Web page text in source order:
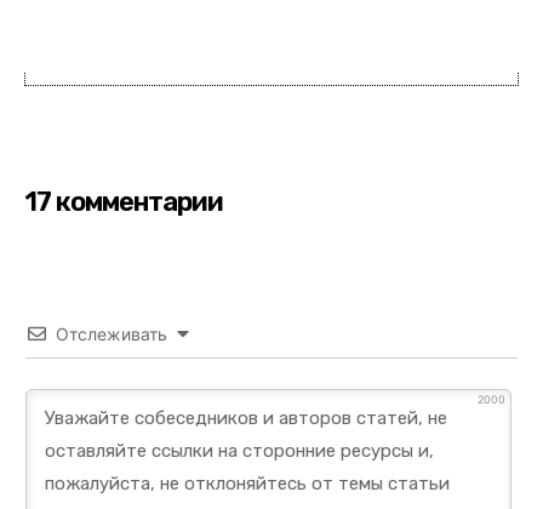
17 комментарии
Отслеживать
2000